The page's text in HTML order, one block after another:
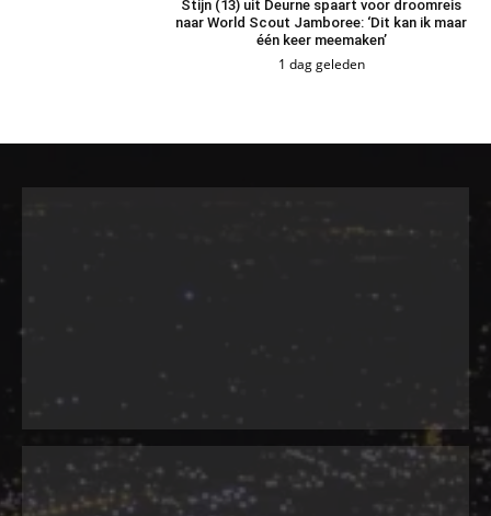
Stijn (13) uit Deurne spaart voor droomreis
naar World Scout Jamboree: ‘Dit kan ik maar
één keer meemaken’
1 dag geleden